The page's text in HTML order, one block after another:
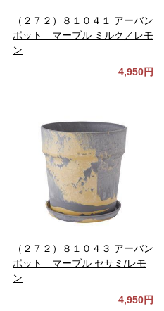
（２７２）８１０４１ アーバン
ポット マーブル ミルク／レモ
ン
4,950円
（２７２）８１０４３ アーバン
ポット マーブル セサミ/レモ
ン
4,950円